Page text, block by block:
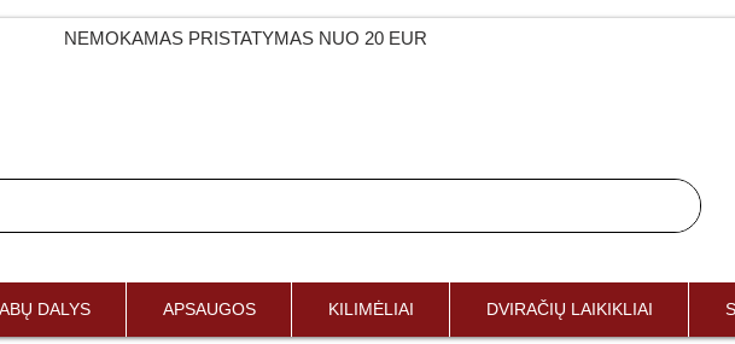
NEMOKAMAS PRISTATYMAS NUO 20 EUR
DALYS APSAUGOS KILIMĖLIAI DVIRAČIŲ LAIKIKLIAI